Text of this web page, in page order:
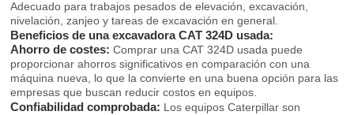
Adecuado para trabajos pesados de elevación, excavación,
nivelación, zanjeo y tareas de excavación en general.
Beneficios de una excavadora CAT 324D usada:
Ahorro de costes: Comprar una CAT 324D usada puede
proporcionar ahorros significativos en comparación con una
máquina nueva, lo que la convierte en una buena opción para las
empresas que buscan reducir costos en equipos.
Confiabilidad comprobada: Los equipos Caterpillar son